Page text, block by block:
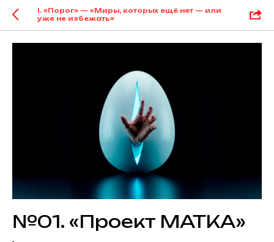
I. «Порог» — «Миры, которых ещё нет — или
уже не избежать»
№01. «Проект МАТКА»